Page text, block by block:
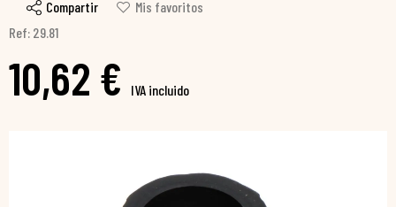
Compartir
Mis favoritos
Ref: 29.81
10,62 € IVA incluido